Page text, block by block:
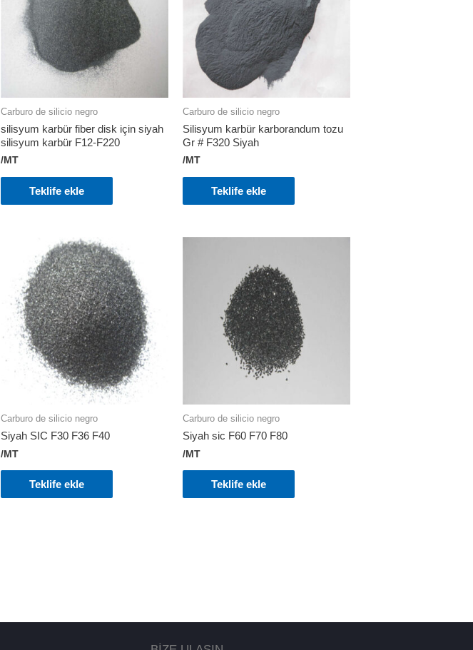
Carburo de silicio negro
silisyum karbür fiber disk için siyah
silisyum karbür F12-F220
/MT
Teklife ekle
Carburo de silicio negro
Silisyum karbür karborandum tozu
Gr # F320 Siyah
/MT
Teklife ekle
Carburo de silicio negro
Siyah SIC F30 F36 F40
/MT
Teklife ekle
Carburo de silicio negro
Siyah sic F60 F70 F80
/MT
Teklife ekle